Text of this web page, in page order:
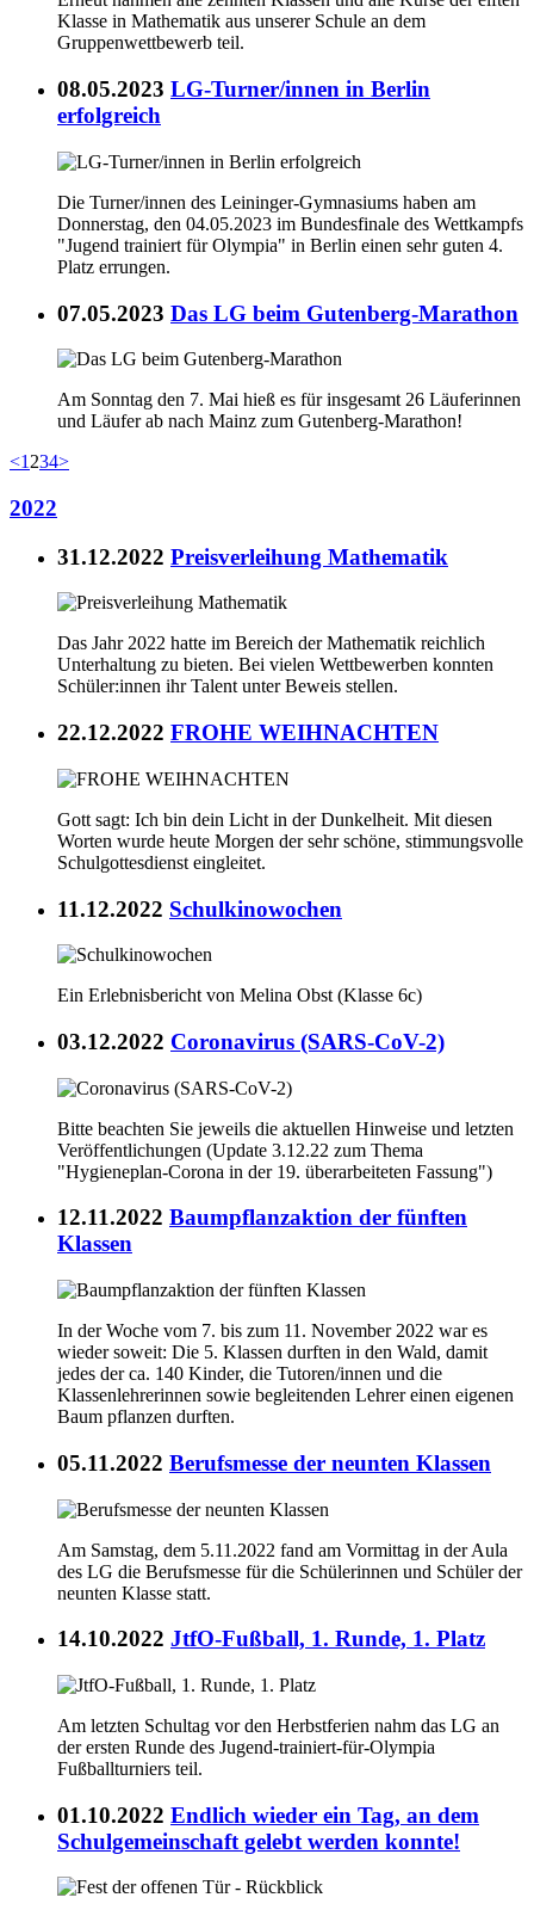
Klasse in Mathematik aus unserer Schule an dem
Gruppenwettbewerb teil.
08.05.2023 LG-Turner/innen in Berlin
erfolgreich
Die Turner/innen des Leininger-Gymnasiums haben am
Donnerstag, den 04.05.2023 im Bundesfinale des Wettkampfs
"Jugend trainiert für Olympia" in Berlin einen sehr guten 4.
Platz errungen.
07.05.2023 Das LG beim Gutenberg-Marathon
Am Sonntag den 7. Mai hieß es für insgesamt 26 Läuferinnen
und Läufer ab nach Mainz zum Gutenberg-Marathon!
<1 234>
2022
31.12.2022 Preisverleihung Mathematik
Das Jahr 2022 hatte im Bereich der Mathematik reichlich
Unterhaltung zu bieten. Bei vielen Wettbewerben konnten
Schüler:innen ihr Talent unter Beweis stellen.
22.12.2022 FROHE WEIHNACHTEN
Gott sagt: Ich bin dein Licht in der Dunkelheit. Mit diesen
Worten wurde heute Morgen der sehr schöne, stimmungsvolle
Schulgottesdienst eingleitet.
11.12.2022 Schulkinowochen
Ein Erlebnisbericht von Melina Obst (Klasse 6c)
03.12.2022 Coronavirus (SARS-CoV-2)
Bitte beachten Sie jeweils die aktuellen Hinweise und letzten
Veröffentlichungen (Update 3.12.22 zum Thema
"Hygieneplan-Corona in der 19. überarbeiteten Fassung")
12.11.2022 Baumpflanzaktion der fünften
Klassen
In der Woche vom 7. bis zum 11. November 2022 war es
wieder soweit: Die 5. Klassen durften in den Wald, damit
jedes der ca. 140 Kinder, die Tutoren/innen und die
Klassenlehrerinnen sowie begleitenden Lehrer einen eigenen
Baum pflanzen durften.
05.11.2022 Berufsmesse der neunten Klassen
Am Samstag, dem 5.11.2022 fand am Vormittag in der Aula
des LG die Berufsmesse für die Schülerinnen und Schüler der
neunten Klasse statt.
14.10.2022 JtfO-Fußball, 1. Runde, 1. Platz
Am letzten Schultag vor den Herbstferien nahm das LG an
der ersten Runde des Jugend-trainiert-für-Olympia
Fußballturniers teil.
01.10.2022 Endlich wieder ein Tag, an dem
Schulgemeinschaft gelebt werden konnte!